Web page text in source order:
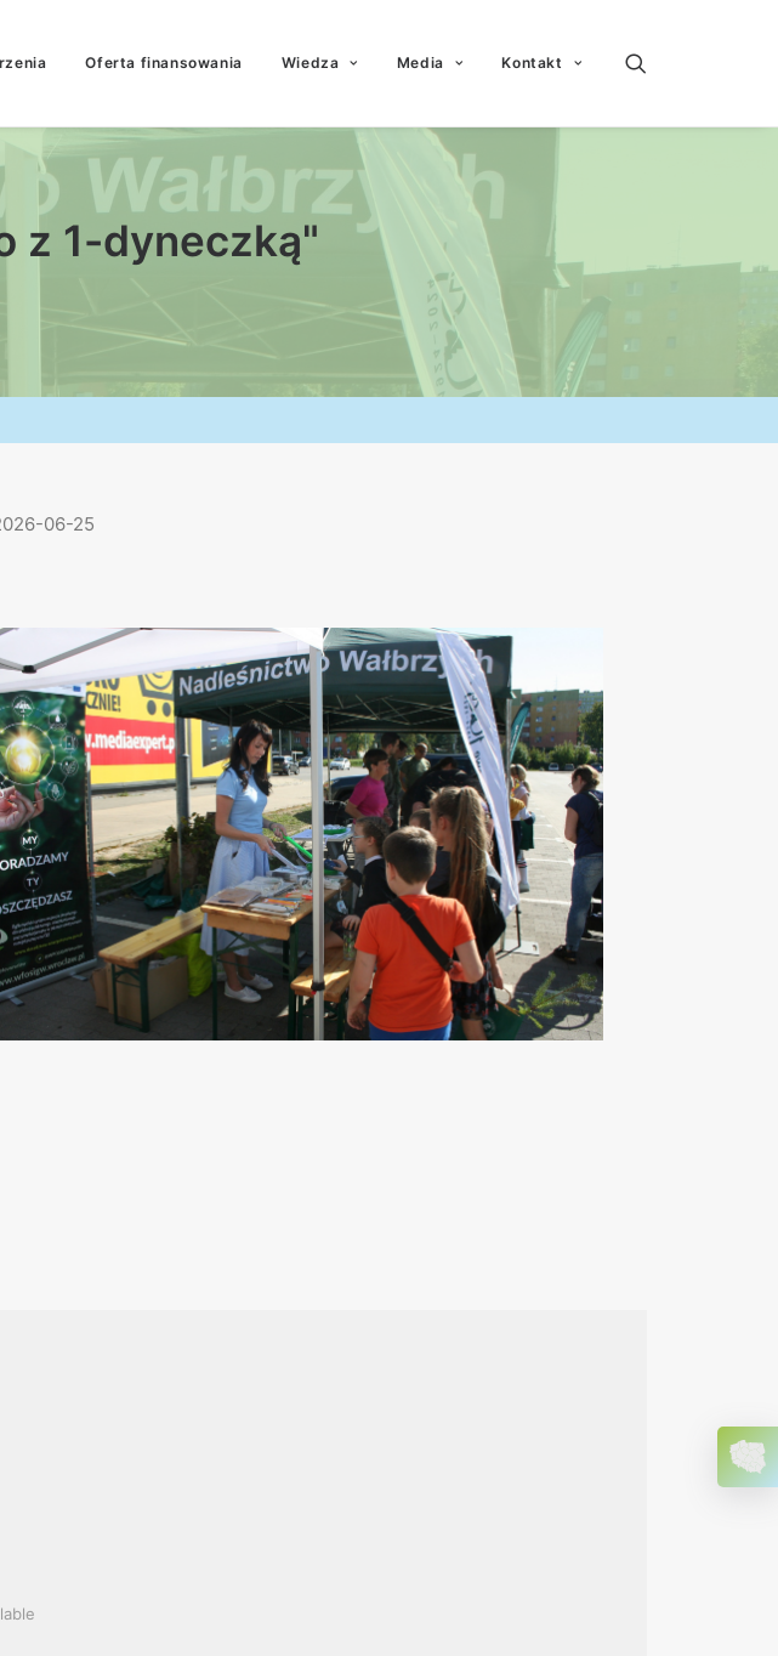
Oferta finansowania Wiedza Media Kontakt
z 1-dyneczką"
06-25